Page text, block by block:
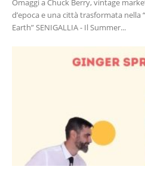
Omaggi a Chuck Berry, vintage
d’epoca e una città trasformata nella
Earth” SENIGALLIA - Il Summer...